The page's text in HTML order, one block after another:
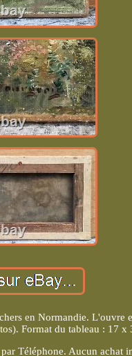
en Normandie. L'ouvre
Format du tableau : 17 x
Téléphone. Aucun achat